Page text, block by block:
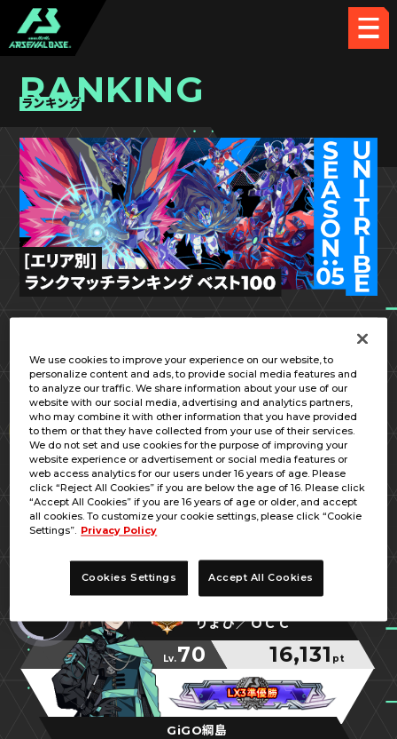
RANKING
ランキング
1
神奈川県
さいとうの腹スイカ割
Lv.70 22,028pt
アスカ☆お兄ちゃん
アスカ☆お兄ちゃん
アスカ☆お兄ちゃん
神奈川県
りょび／ＯＣＣ
Lv.70 16,131 pt
LX3準優勝
LX3準優勝
LX3準優勝
GiGO綱島
We use cookies to improve your experience on our website, to
personalize content and ads, to provide social media features and
to analyze our traffic. We share information about your use of our
website with our social media, advertising and analytics partners,
who may combine it with other information that you have provided
to them or that they have collected from your use of their services.
We do not set and use cookies for the purpose of improving your
website experience or advertisement or social media features or
web access analytics for our users under 16 years of age. Please
click “Reject All Cookies” if you are below the age of 16. Please click
“Accept All Cookies” if you are 16 years of age or older, and accept
all cookies. To customize your cookie settings, please click “Cookie
Settings”. Privacy Policy
Cookies Settings Accept All Cookies